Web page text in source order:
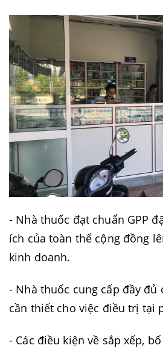
- Nhà thuốc đạt chuẩn GPP
ích của toàn thể cộng đồng
kinh doanh.
- Nhà thuốc cung cấp đầy đủ
cần thiết cho việc điều trị tại
- Các điều kiện về sắp xếp,